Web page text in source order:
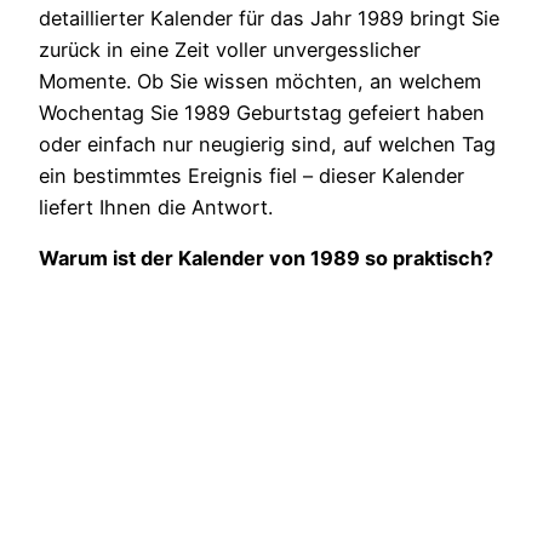
detaillierter Kalender für das Jahr 1989 bringt Sie
zurück in eine Zeit voller unvergesslicher
Momente. Ob Sie wissen möchten, an welchem
Wochentag Sie 1989 Geburtstag gefeiert haben
oder einfach nur neugierig sind, auf welchen Tag
ein bestimmtes Ereignis fiel – dieser Kalender
liefert Ihnen die Antwort.
Warum ist der Kalender von 1989 so praktisch?